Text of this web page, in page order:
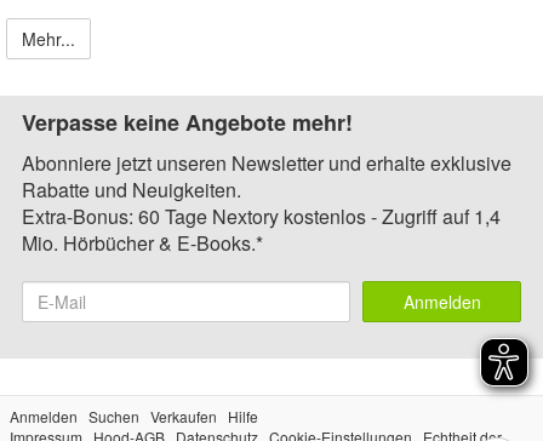
Mehr...
Verpasse keine Angebote mehr!
Abonniere jetzt unseren Newsletter und erhalte exklusive
Rabatte und Neuigkeiten.
Extra-Bonus: 60 Tage Nextory kostenlos - Zugriff auf 1,4
Mio. Hörbücher & E-Books.*
Anmelden
Anmelden Suchen Verkaufen
Hilfe
Impressum
Hood-AGB Datenschutz Cookie-Einstellungen Echtheit der